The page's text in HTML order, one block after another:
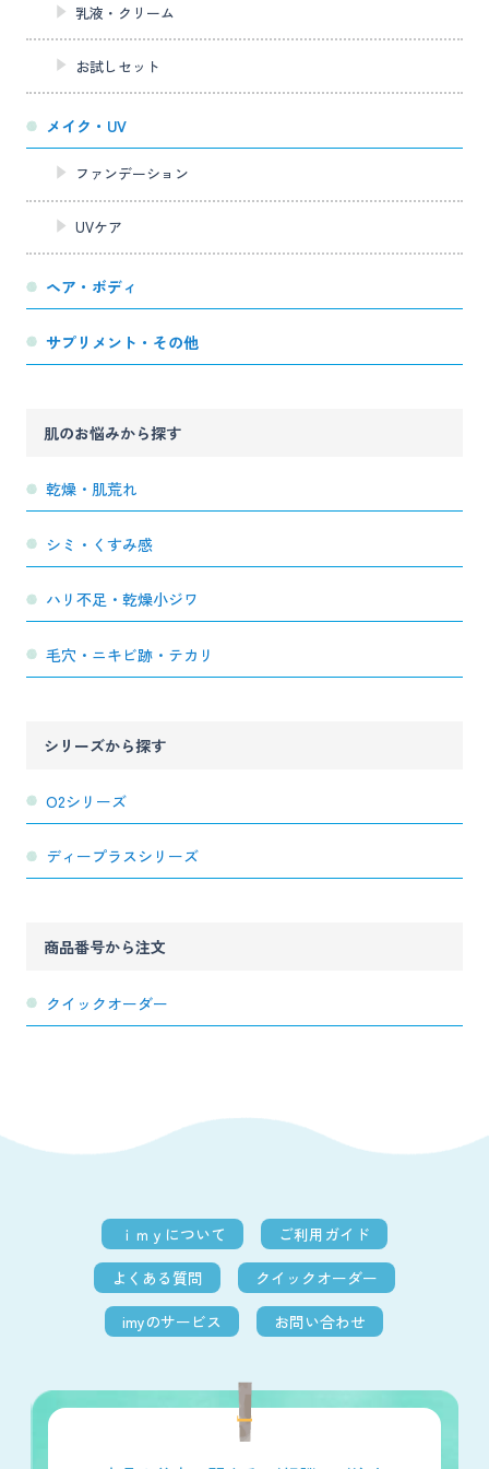
乳液・クリーム
お試しセット
メイク・UV
ファンデーション
UVケア
ヘア・ボディ
サプリメント・その他
肌のお悩みから探す
乾燥・肌荒れ
シミ・くすみ感
ハリ不足・乾燥小ジワ
毛穴・ニキビ跡・テカリ
シリーズから探す
O2シリーズ
ディープラスシリーズ
商品番号から注文
クイックオーダー
ｉｍｙについて ご利用ガイド
よくある質問 クイックオーダー
imyのサービス お問い合わせ